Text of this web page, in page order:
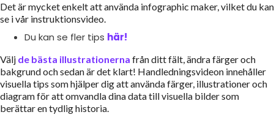
Det är mycket enkelt att använda infographic maker, vilket du kan
se i vår instruktionsvideo.
Du kan se fler tips här!
Välj de bästa illustrationerna från ditt fält, ändra färger och
bakgrund och sedan är det klart! Handledningsvideon innehåller
visuella tips som hjälper dig att använda färger, illustrationer och
diagram för att omvandla dina data till visuella bilder som
berättar en tydlig historia.